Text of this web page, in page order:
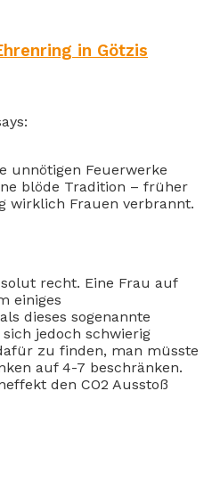
in Götzis
unnötigen Feuerwerke
blöde Tradition – früher
wirklich Frauen verbrannt.
recht. Eine Frau auf
einiges
dieses sogenannte
sich jedoch schwierig
zu finden, man müsste
auf 4-7 beschränken.
den CO2 Ausstoß